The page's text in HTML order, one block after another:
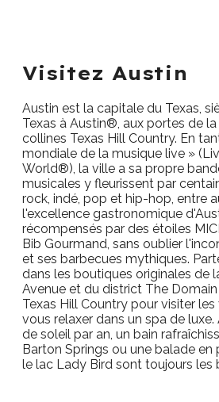
Visitez Austin
Austin est la capitale du Texas,
Texas à Austin®, aux portes de
collines Texas Hill Country. En
mondiale de la musique live »
World®), la ville a sa propre
musicales y fleurissent par
rock, indé, pop et hip-hop, entre
l'excellence gastronomique
récompensés par des étoiles
Bib Gourmand, sans oublier
et ses barbecues mythiques.
dans les boutiques originales de
Avenue et du district The
Texas Hill Country pour visiter
vous relaxer dans un spa de
de soleil par an, un bain
Barton Springs ou une balade
le lac Lady Bird sont toujours les